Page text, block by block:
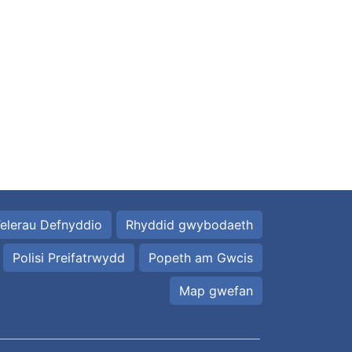
Defnyddio Rhyddid gwybodaeth
Polisi Preifatrwydd Popeth am Gwcis
Map gwefan